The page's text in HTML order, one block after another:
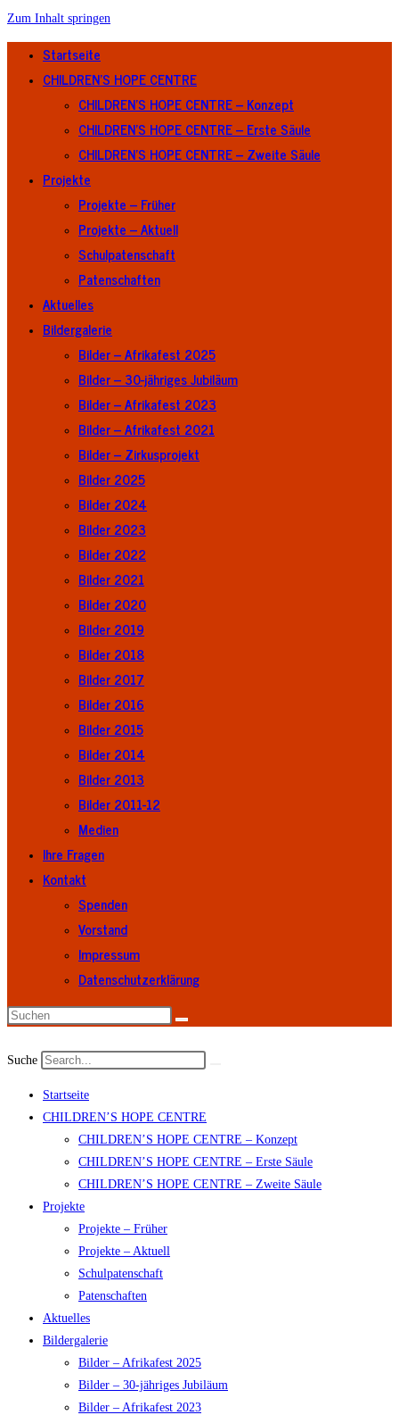
Zum Inhalt springen
Startseite
CHILDREN’S HOPE CENTRE
CHILDREN’S HOPE CENTRE – Konzept
CHILDREN’S HOPE CENTRE – Erste Säule
CHILDREN’S HOPE CENTRE – Zweite Säule
Projekte
Projekte – Früher
Projekte – Aktuell
Schulpatenschaft
Patenschaften
Aktuelles
Bildergalerie
Bilder – Afrikafest 2025
Bilder – 30-jähriges Jubiläum
Bilder – Afrikafest 2023
Bilder – Afrikafest 2021
Bilder – Zirkusprojekt
Bilder 2025
Bilder 2024
Bilder 2023
Bilder 2022
Bilder 2021
Bilder 2020
Bilder 2019
Bilder 2018
Bilder 2017
Bilder 2016
Bilder 2015
Bilder 2014
Bilder 2013
Bilder 2011-12
Medien
Ihre Fragen
Kontakt
Spenden
Vorstand
Impressum
Datenschutzerklärung
Suche
Startseite
CHILDREN’S HOPE CENTRE
CHILDREN’S HOPE CENTRE – Konzept
CHILDREN’S HOPE CENTRE – Erste Säule
CHILDREN’S HOPE CENTRE – Zweite Säule
Projekte
Projekte – Früher
Projekte – Aktuell
Schulpatenschaft
Patenschaften
Aktuelles
Bildergalerie
Bilder – Afrikafest 2025
Bilder – 30-jähriges Jubiläum
Bilder – Afrikafest 2023